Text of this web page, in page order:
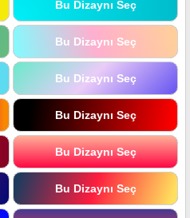
Bu Dizaynı Seç
Bu Dizaynı Seç
Bu Dizaynı Seç
Bu Dizaynı Seç
Bu Dizaynı Seç
Bu Dizaynı Seç